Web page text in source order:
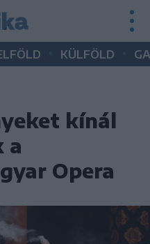
KÜLFÖLD
kínál
a
Opera